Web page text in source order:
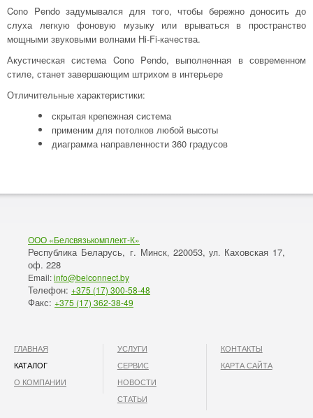
Cono Pendo задумывался для того, чтобы бережно доносить до
слуха легкую фоновую музыку или врываться в пространство
мощными звуковыми волнами Hi-Fi-качества.
Акустическая система Cono Pendo, выполненная в современном
стиле, станет завершающим штрихом в интерьере
Отличительные характеристики:
скрытая крепежная система
применим для потолков любой высоты
диаграмма направленности 360 градусов
ООО «Белсвязькомплект-К»
Республика Беларусь, г. Минск, 220053, ул. Каховская 17,
оф. 228
Email:info@belconnect.by
Телефон: +375 (17) 300-58-48
Факс: +375 (17) 362-38-49
ГЛАВНАЯ
КАТАЛОГ
О КОМПАНИИ
УСЛУГИ
СЕРВИС
НОВОСТИ
СТАТЬИ
КОНТАКТЫ
КАРТА САЙТА